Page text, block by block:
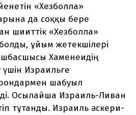
«Хезболла»
да соққы бере
шииттік «Хезболла»
ұйым жетекшілері
Хаменеидің
үшін Израильге
шабуыл
Осылайша Израиль-Ливан
тұтанды. Израиль әскери-